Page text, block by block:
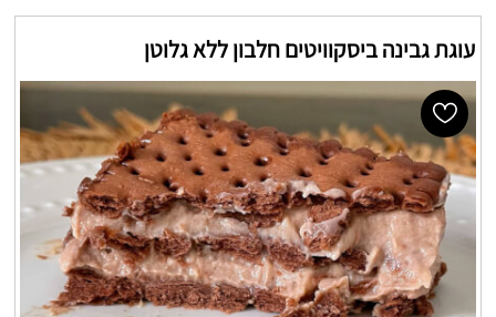
עוגת גבינה ביסקוויטים חלבון ללא גלוטן